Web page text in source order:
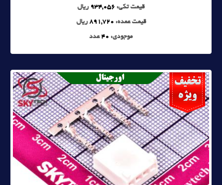
قیمت تکی: 934,056 ریال
قیمت عمده: 891,720 ریال
موجودی: 40 عدد